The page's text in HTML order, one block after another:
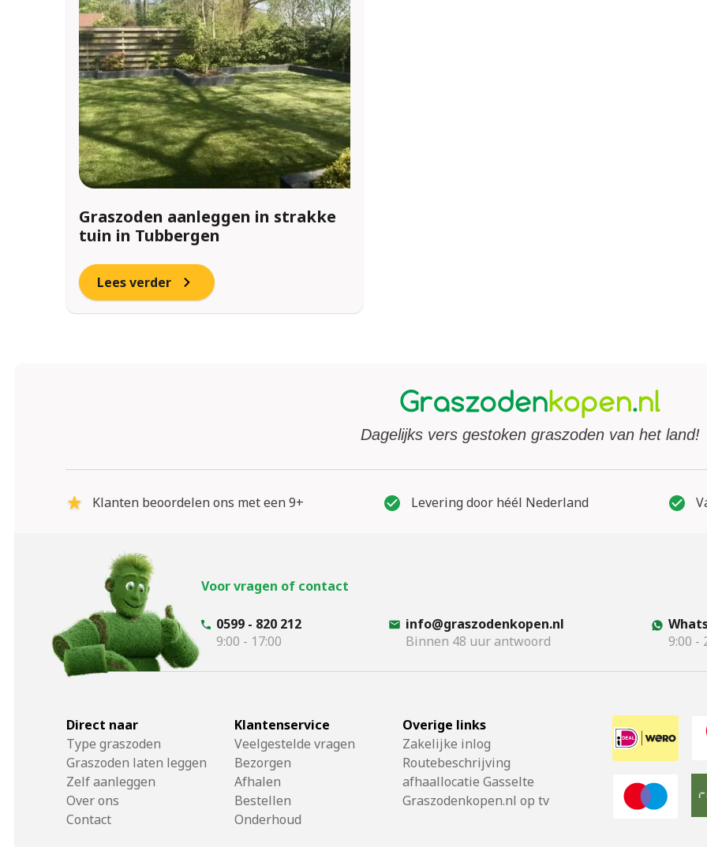
Graszoden aanleggen in strakke
tuin in Tubbergen
Lees verder
Dagelijks vers gestoken graszoden van het land!
Klanten beoordelen ons met een 9+ Levering door héél Nederland
Voor vragen of contact
0599 - 820 212
9:00 - 17:00
info@graszodenkopen.nl
Binnen 48 uur antwoord
9:00 -
Direct naar
Type graszoden
Graszoden laten leggen
Zelf aanleggen
Over ons
Contact
Klantenservice
Veelgestelde vragen
Bezorgen
Afhalen
Bestellen
Onderhoud
Overige links
Zakelijke inlog
Routebeschrijving
afhaallocatie Gasselte
Graszodenkopen.nl op tv